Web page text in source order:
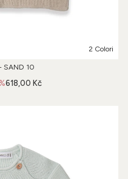
2 Colori
SAND 10
618,00 Kč